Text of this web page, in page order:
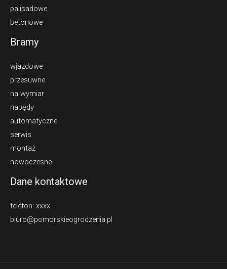
palisadowe
betonowe
Bramy
wjazdowe
przesuwne
na wymiar
napędy
automatyczne
serwis
montaż
nowoczesne
Dane kontaktowe
telefon: xxxx
biuro@pomorskieogrodzenia.pl